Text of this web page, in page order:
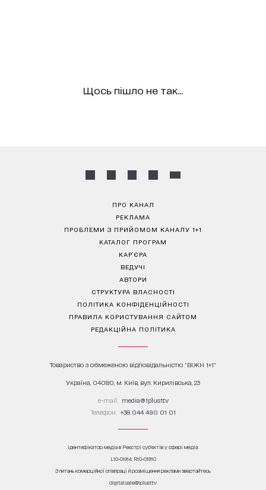
Щось пішло не так...
ПРО КАНАЛ
РЕКЛАМА
ПРОБЛЕМИ З ПРИЙОМОМ КАНАЛУ 1+1
КАТАЛОГ ПРОГРАМ
КАР’ЄРА
ВЕДУЧІ
АВТОРИ
СТРУКТУРА ВЛАСНОСТІ
ПОЛІТИКА КОНФІДЕНЦІЙНОСТІ
ПРАВИЛА КОРИСТУВАННЯ САЙТОМ
РЕДАКЦІЙНА ПОЛІТИКА
Товариство з обмеженою відповідальністю "ВІЖН 1+1"
Україна, 04080, м. Київ, вул. Кирилівська, 23
е-mail: media@1plus1.tv
Телефон: +38 044 490 01 01
Ідентифікатор медіа в Реєстрі суб’єктів у сфері медіа:
L10-01914, R10-01810
З питань комерційної співпраці й розміщення реклами звертайтесь
digital.sale@1plus1.tv